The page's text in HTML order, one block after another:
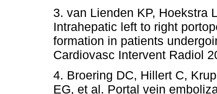
3. van Lienden KP, Hoekstra
Intrahepatic left to right
formation in patients
Cardiovasc Intervent Radiol
4. Broering DC, Hillert C,
EG, et al. Portal vein